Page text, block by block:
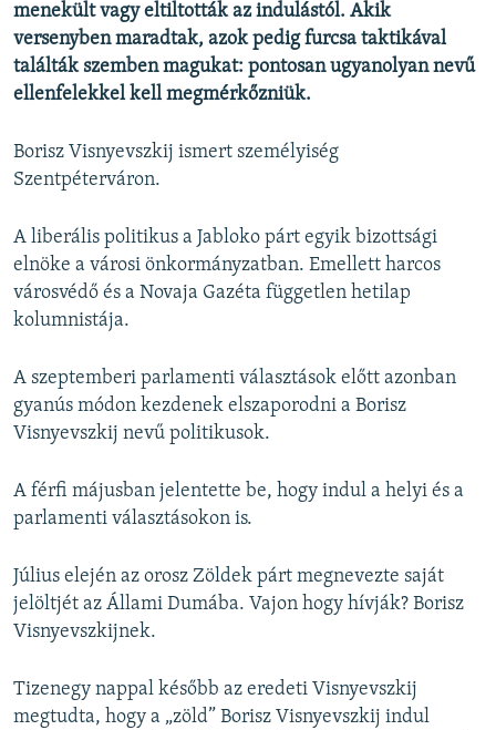
Valamennyi RFE/RL weboldal
menekült vagy eltiltották az indulástól. Akik
versenyben maradtak, azok pedig furcsa taktikával
találták szemben magukat: pontosan ugyanolyan nevű
ellenfelekkel kell megmérkőzniük.
Borisz Visnyevszkij ismert személyiség
Szentpéterváron.
A liberális politikus a Jabloko párt egyik bizottsági
elnöke a városi önkormányzatban. Emellett harcos
városvédő és a Novaja Gazéta független hetilap
kolumnistája.
A szeptemberi parlamenti választások előtt azonban
gyanús módon kezdenek elszaporodni a Borisz
Visnyevszkij nevű politikusok.
A férfi májusban jelentette be, hogy indul a helyi és a
parlamenti választásokon is.
Július elején az orosz Zöldek párt megnevezte saját
jelöltjét az Állami Dumába. Vajon hogy hívják? Borisz
Visnyevszkijnek.
Tizenegy nappal később az eredeti Visnyevszkij
megtudta, hogy a „zöld” Borisz Visnyevszkij indul